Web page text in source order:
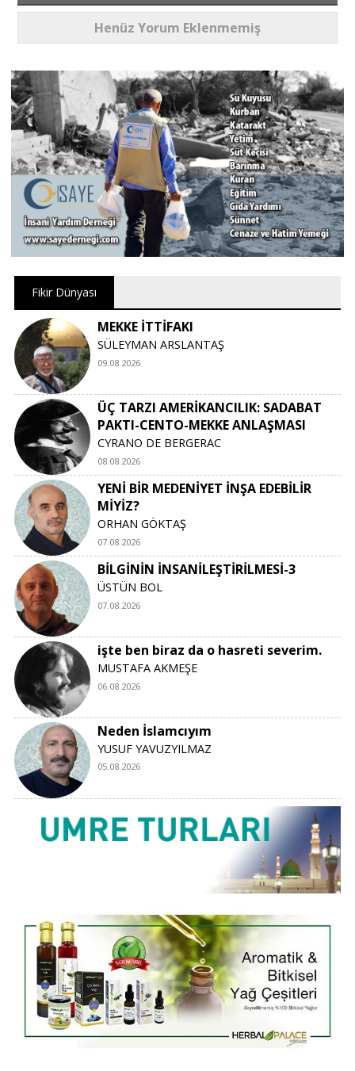
Henüz Yorum Eklenmemiş
Fikir Dünyası
MEKKE İTTİFAKI
SÜLEYMAN ARSLANTAŞ
09.08.2026
ÜÇ TARZI AMERİKANCILIK: SADABAT
PAKTI-CENTO-MEKKE ANLAŞMASI
CYRANO DE BERGERAC
08.08.2026
YENİ BİR MEDENİYET İNŞA EDEBİLİR
MİYİZ?
ORHAN GÖKTAŞ
07.08.2026
BİLGİNİN İNSANİLEŞTİRİLMESİ-3
ÜSTÜN BOL
07.08.2026
işte ben biraz da o hasreti severim.
MUSTAFA AKMEŞE
06.08.2026
Neden İslamcıyım
YUSUF YAVUZYILMAZ
05.08.2026